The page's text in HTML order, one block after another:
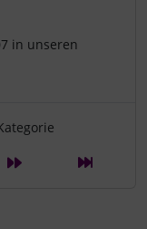
in unseren
innerhalb